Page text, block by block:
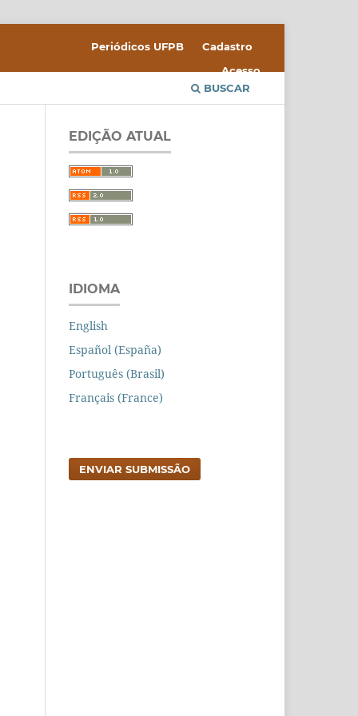
BUSCAR
Periódicos UFPB
Cadastro
Acesso
EDIÇÃO ATUAL
IDIOMA
English
Español (España)
Português (Brasil)
Français (France)
ENVIAR SUBMISSÃO